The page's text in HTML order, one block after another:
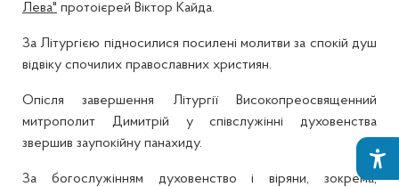
Лева" протоієрей Віктор Кайда.
За Літургією підносилися посилені молитви за спокій душ
відвіку спочилих православних християн.
Опісля завершення Літургії Високопреосвященний
митрополит Димитрій у співслужінні духовенства
звершив заупокійну панахиду.
За богослужінням духовенство і віряни, зокрема,